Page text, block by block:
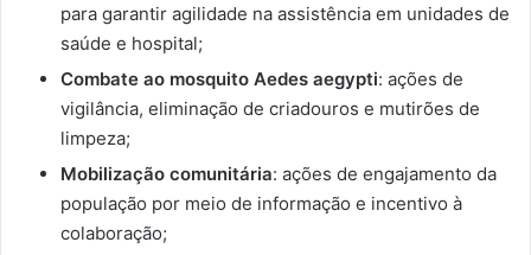
para garantir agilidade na assistência em unidades de
saúde e hospital;
Combate ao mosquito Aedes aegypti: ações de
vigilância, eliminação de criadouros e mutirões de
limpeza;
Mobilização comunitária: ações de engajamento da
população por meio de informação e incentivo à
colaboração;